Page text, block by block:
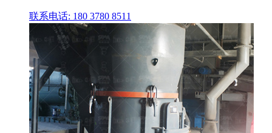
联系电话: 180 3780 8511